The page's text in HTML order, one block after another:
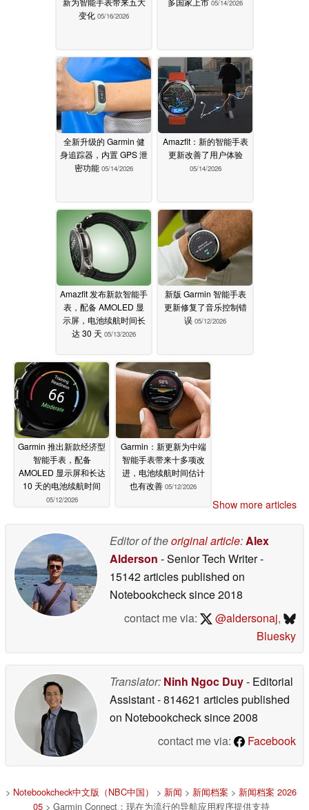
变化 05/16/2026
05/14/2026
全新升级的 Garmin 健
身追踪器，内置 GPS 泄
密功能 05/14/2026
Amazfit：新的智能手表
更新改善了用户体验
05/14/2026
Amazfit 发布新款智能手
表，配备 AMOLED 显
示屏，电池续航时间长
达 30 天 05/13/2026
新版 Garmin 智能手表
更新修复了音乐控制错
误 05/12/2026
Garmin 推出新款经济型
智能手表，配备
AMOLED 显示屏和长达
10 天的电池续航时间
05/12/2026
Garmin：新更新为中端
智能手表带来十多项改
进，电池续航时间估计
也有改善 05/12/2026
Show more articles
Editor of theoriginal article:Alex
Alderson - Senior Tech Writer-
15142 articles published on
Notebookchecksince 2018
contact me via:
@aldersonaj,
Bluesky
Translator: Ninh Ngoc Duy- Editorial
Assistant- 814621 articles published
on Notebookchecksince 2008
contact me via:
Facebook
> Notebookcheck中文版（NBC中国） > 新闻 > 新闻档案 > 新闻档案 2026
05> Garmin Connect：现在为流行的导航应用程序提供支持